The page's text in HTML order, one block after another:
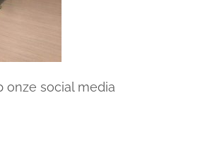
onze social media